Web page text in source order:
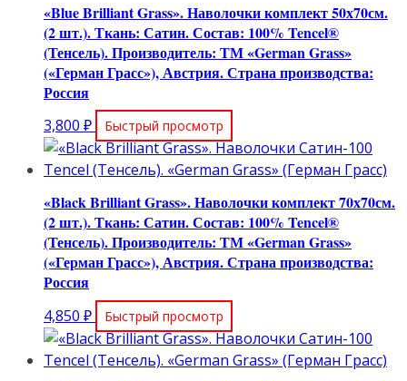
«Blue Brilliant Grass». Наволочки комплект 50х70см.
(2 шт.). Ткань: Сатин. Состав: 100% Tencel®
(Тенсель). Производитель: ТМ «German Grass»
(«Герман Грасс»), Австрия. Страна производства:
Россия
3,800 ₽ Быстрый просмотр
«Black Brilliant Grass». Наволочки комплект 70х70см.
(2 шт.). Ткань: Сатин. Состав: 100% Tencel®
(Тенсель). Производитель: ТМ «German Grass»
(«Герман Грасс»), Австрия. Страна производства:
Россия
4,850 ₽ Быстрый просмотр